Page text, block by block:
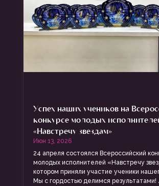
Успех наших учеников на
конкурсе молодых
«Навстречу звездам»
Июн 13, 2026
24 апреля состоялся Всероссийский
молодых исполнителей «Навстречу
котором приняли участие ученики
Мы с гордостью делимся результатами!